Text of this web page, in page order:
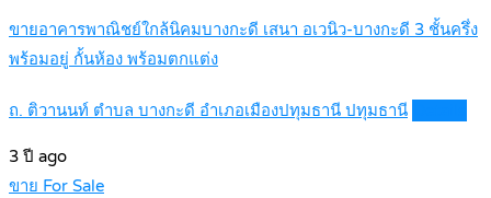
ขายอาคารพาณิชย์ใกล้นิคมบางกะดี เสนา อเวนิว-บางกะดี 3 ชั้นครึ่ง
พร้อมอยู่ กั้นห้อง พร้อมตกแต่ง
ถ. ติวานนท์ ตำบล บางกะดี อำเภอเมืองปทุมธานี ปทุมธานี
3 ปี ago
ขาย For Sale